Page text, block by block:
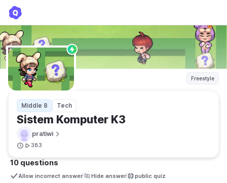
Freestyle
Middle 8 Tech
Sistem Komputer K3
pratiwi
383
10 questions
Allow incorrect answer Hide answer public quiz